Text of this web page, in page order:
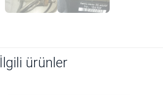
İlgili ürünler